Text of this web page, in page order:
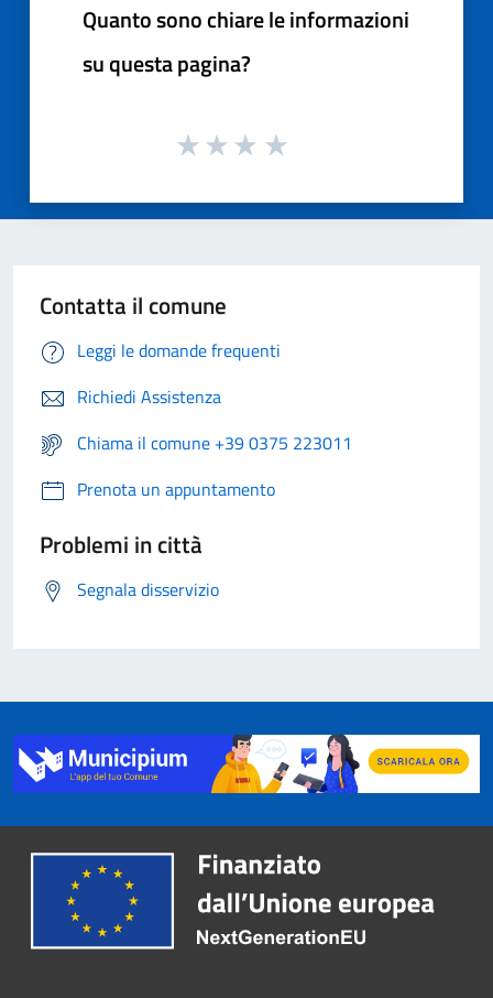
Quanto sono chiare le informazioni
su questa pagina?
Contatta il comune
Leggi le domande frequenti
Richiedi Assistenza
Chiama il comune +39 0375 223011
Prenota un appuntamento
Problemi in città
Segnala disservizio